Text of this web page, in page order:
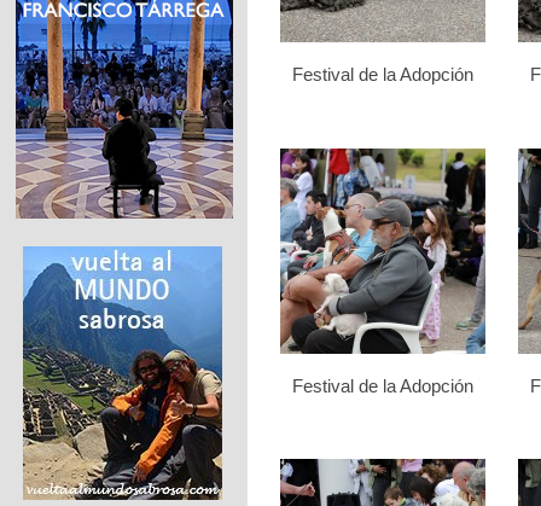
Festival de la Adopción
Festival de la Adopción